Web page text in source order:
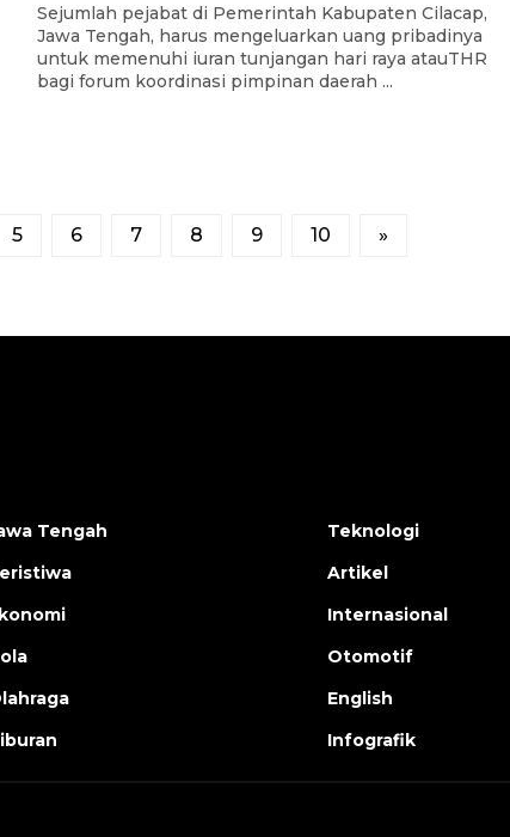
Sejumlah pejabat di Pemerintah Kabupaten Cilacap,
Jawa Tengah, harus mengeluarkan uang pribadinya
untuk memenuhi iuran tunjangan hari raya atauTHR
bagi forum koordinasi pimpinan daerah ...
5 6 7 8 9 10 »
Tengah
Teknologi
Artikel
Internasional
Otomotif
English
Infografik